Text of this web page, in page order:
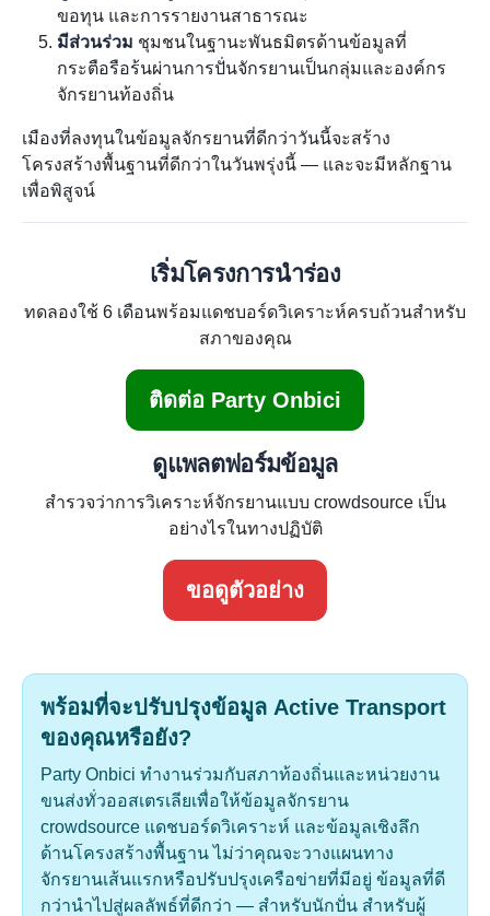
ขอทุน และการรายงานสาธารณะ
มีส่วนร่วม ชุมชนในฐานะพันธมิตรด้านข้อมูลที่
กระตือรือร้นผ่านการปั่นจักรยานเป็นกลุ่มและองค์กร
จักรยานท้องถิ่น
เมืองที่ลงทุนในข้อมูลจักรยานที่ดีกว่าวันนี้จะสร้าง
โครงสร้างพื้นฐานที่ดีกว่าในวันพรุ่งนี้ — และจะมีหลักฐาน
เพื่อพิสูจน์
เริ่มโครงการนำร่อง
ทดลองใช้ 6 เดือนพร้อมแดชบอร์ดวิเคราะห์ครบถ้วนสำหรับ
สภาของคุณ
ติดต่อ Party Onbici
ดูแพลตฟอร์มข้อมูล
สำรวจว่าการวิเคราะห์จักรยานแบบ crowdsource เป็น
อย่างไรในทางปฏิบัติ
ขอดูตัวอย่าง
พร้อมที่จะปรับปรุงข้อมูล Active Transport
ของคุณหรือยัง?
Party Onbici ทำงานร่วมกับสภาท้องถิ่นและหน่วยงาน
ขนส่งทั่วออสเตรเลียเพื่อให้ข้อมูลจักรยาน
crowdsource แดชบอร์ดวิเคราะห์ และข้อมูลเชิงลึก
ด้านโครงสร้างพื้นฐาน ไม่ว่าคุณจะวางแผนทาง
จักรยานเส้นแรกหรือปรับปรุงเครือข่ายที่มีอยู่ ข้อมูลที่ดี
กว่านำไปสู่ผลลัพธ์ที่ดีกว่า — สำหรับนักปั่น สำหรับผู้